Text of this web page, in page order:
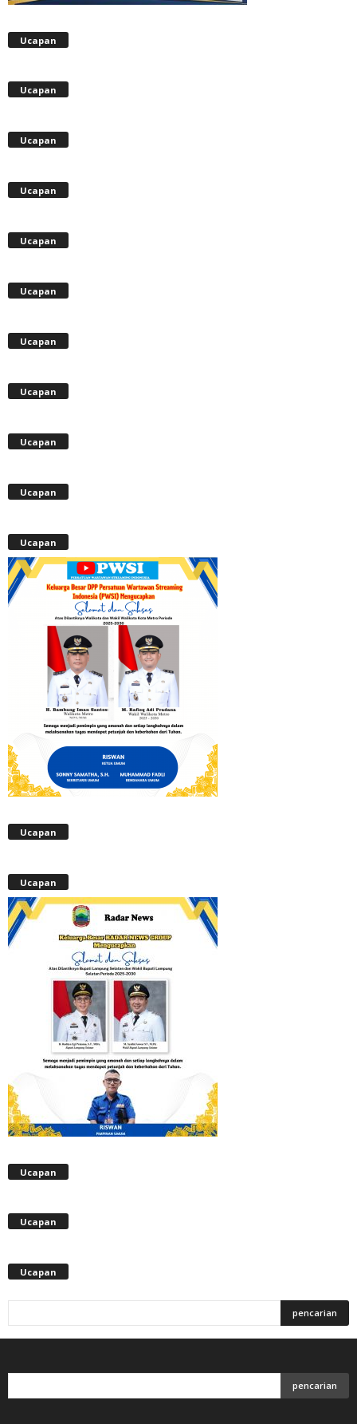
Ucapan
Ucapan
Ucapan
Ucapan
Ucapan
Ucapan
Ucapan
Ucapan
Ucapan
Ucapan
Ucapan
Ucapan
Ucapan
Ucapan
Ucapan
Ucapan